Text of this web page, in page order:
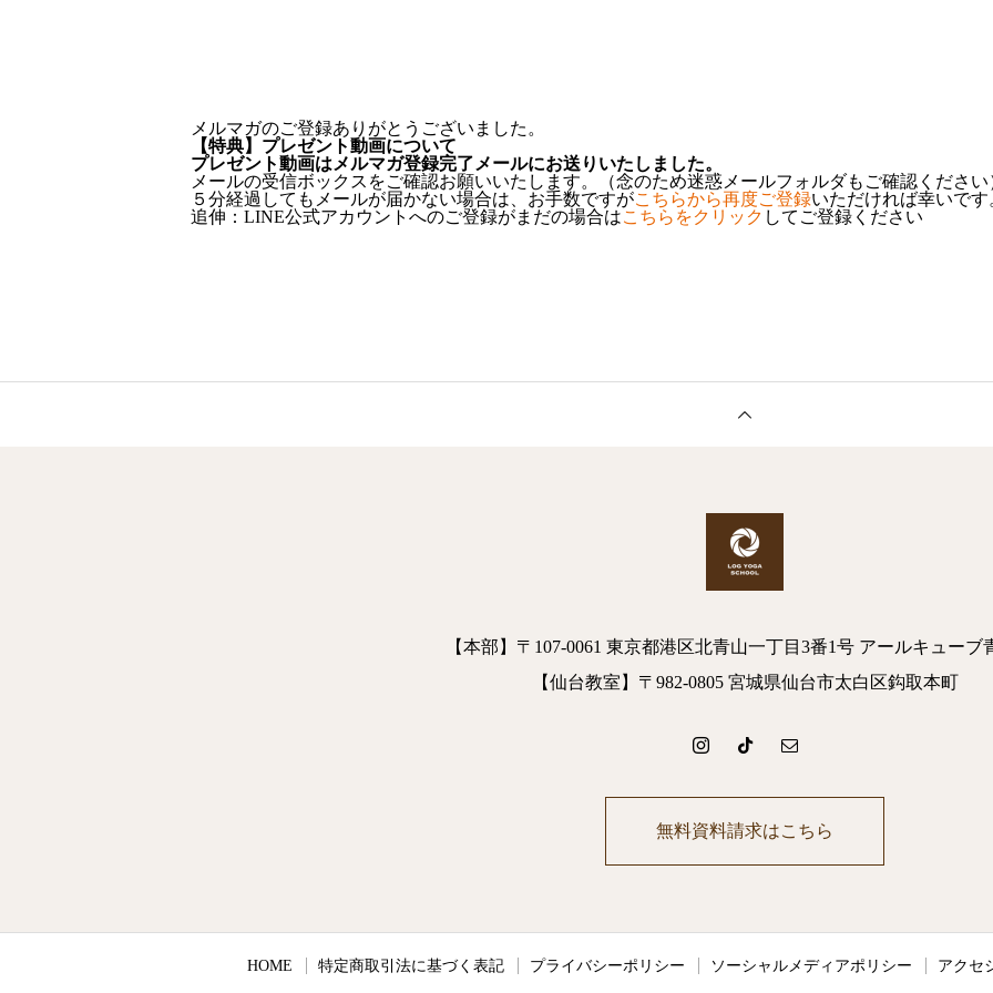
メルマガのご登録ありがとうございました。
【特典】プレゼント動画について
プレゼント動画はメルマガ登録完了メールにお送りいたしました。
メールの受信ボックスをご確認お願いいたします。（念のため迷惑メールフォルダもご確認ください
５分経過してもメールが届かない場合は、お手数ですがこちらから再度ご登録いただければ幸いです
追伸：LINE公式アカウントへのご登録がまだの場合はこちらをクリック してご登録ください
【本部】〒107-0061 東京都港区北青山一丁目3番1号 アールキューブ
【仙台教室】〒982-0805 宮城県仙台市太白区鈎取本町
無料資料請求はこちら
HOME 特定商取引法に基づく表記 プライバシーポリシー ソーシャルメディアポリシー アクセ